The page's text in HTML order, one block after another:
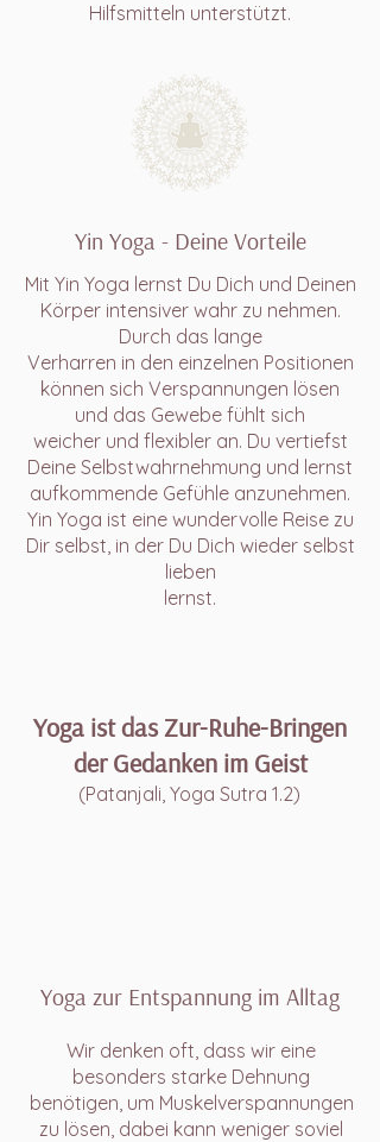
Hilfsmitteln unterstützt.
Yin Yoga - Deine Vorteile
Yoga ist das Zur-Ruhe-Bringen
der Gedanken im Geist
(Patanjali, Yoga Sutra 1.2)
Mit Yin Yoga lernst Du Dich und Deinen
Körper intensiver wahr zu nehmen.
Durch das lange
Verharren in den einzelnen Positionen
können sich Verspannungen lösen
und das Gewebe fühlt sich
weicher und flexibler an. Du vertiefst
Deine Selbstwahrnehmung und lernst
aufkommende Gefühle anzunehmen.
Yin Yoga ist eine wundervolle Reise zu
Dir selbst, in der Du Dich wieder selbst
lieben
lernst.
Yoga zur Entspannung im Alltag
Wir denken oft, dass wir eine
besonders starke Dehnung
benötigen, um Muskelverspannungen
zu lösen, dabei kann weniger soviel